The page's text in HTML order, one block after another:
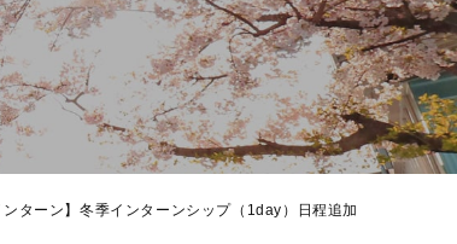
ターン】冬季インターンシップ（1day）日程追加